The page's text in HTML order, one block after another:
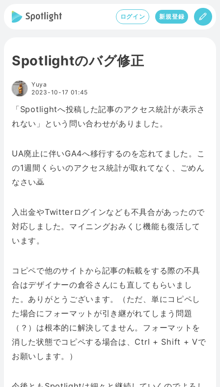
ログイン 新規登録
Spotlightのバグ修正
Yuya
2023-10-17 01:45
「Spotlightへ投稿した記事のアクセス統計が表示さ
れない」という問い合わせがありました。
UA廃止に伴いGA4へ移行するのを忘れてました。こ
の1週間くらいのアクセス統計が取れてなく、ごめん
なさい🙇
入出金やTwitterログインなども不具合があったので
対応しました。マイニングおみくじ機能も復活して
います。
コピペで他のサイトから記事の転載をする際の不具
合はデザイナーの倉谷さんにも直してもらいまし
た。ありがとうございます。（ただ、単にコピペし
た場合にフォーマットが引き継がれてしまう問題
（？）は根本的に解決してません。フォーマットを
消した状態でコピペする場合は、Ctrl + Shift + Vで
お願いします。）